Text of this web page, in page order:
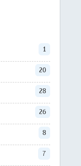
1
20
28
26
8
7